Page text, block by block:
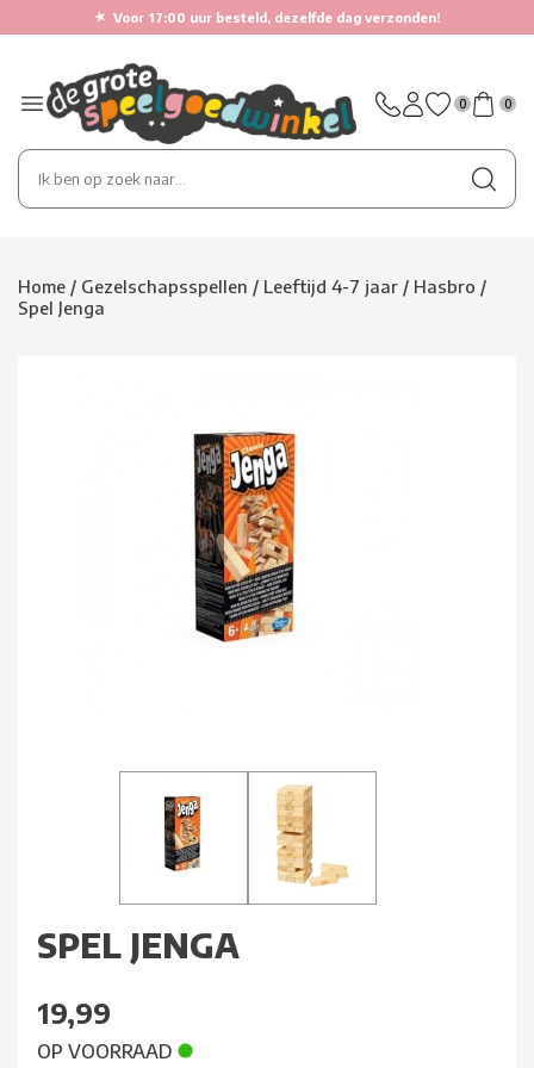
★ Voor 17:00 uur besteld, dezelfde dag verzonden!
0 0
Home / Gezelschapsspellen / Leeftijd 4-7 jaar / Hasbro /
Spel Jenga
SPEL JENGA
19,99
OP VOORRAAD